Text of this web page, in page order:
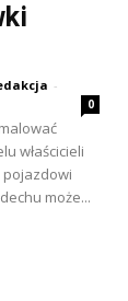
-
0
właścicieli
pojazdowi
może...